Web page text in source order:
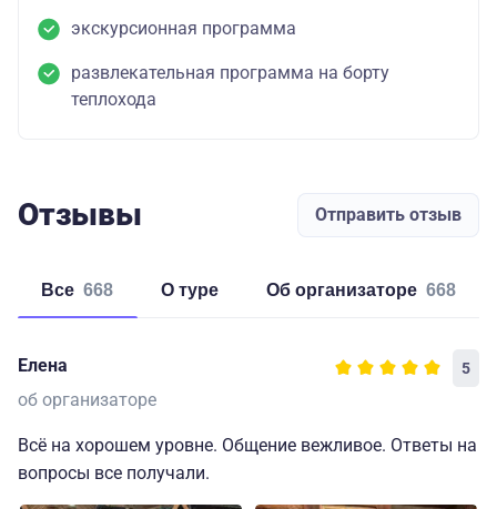
экскурсионная программа
развлекательная программа на борту
теплохода
Отзывы Отправить отзыв
Все 668 о туре об организаторе 668
Елена 5
об организаторе
Всё на хорошем уровне. Общение вежливое. Ответы на
вопросы все получали.